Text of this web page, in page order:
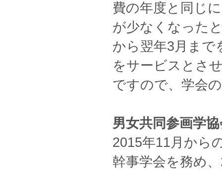
費の年度と同じ
が少なくなった
から翌年3月まで
をサービスとさ
ですので、学会
男女共同参画学
2015年11月から
幹事学会を務め